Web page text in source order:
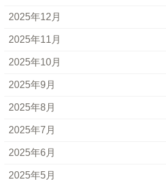
2025年12月
2025年11月
2025年10月
2025年9月
2025年8月
2025年7月
2025年6月
2025年5月